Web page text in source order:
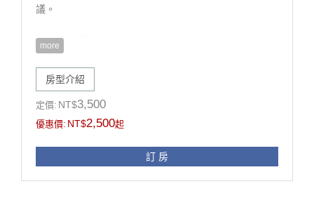
議。
💡 專案內容
🏠 雙人入住 NT$2,500（網頁上價格已優惠）
❣️ 送你附翌日早餐兩份＋每房免費停車一部
❣️ 連住2晚以上，再送「遇花源咖啡飲品券兩份」
🗓️ 即日起∼115年12月30日止
📆 平日限定：週日∼週五（不含週六、連假與旺季）
📌 注意事項
❗ 入住需出示公司派遣單、商務訪問邀請函、會議或活動
報到證明等文件。若現場無法出示，須現場補足原房價
more
房型介紹
定價: NT$3,500
優惠價: NT$2,500起
訂 房